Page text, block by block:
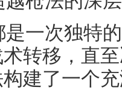
一次独特
转移，直
建了一个